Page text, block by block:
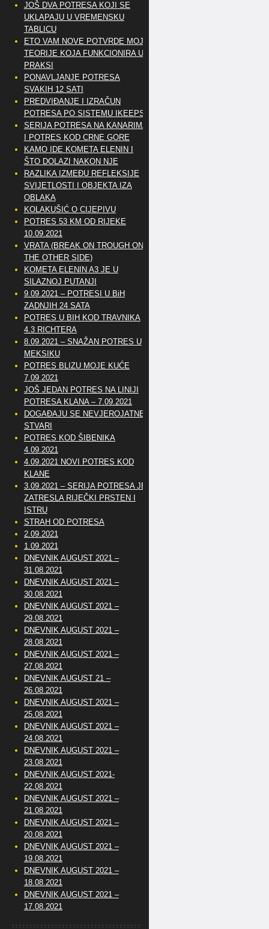
JOŠ DVA POTRESA KOJI SE
UKLAPAJU U VREMENSKU
TABLICU
ETO VAM NOVE POTVRDE MOJE
TEORIJE KOJA FUNKCIONIRA U
PRAKSI
PONAVLJANJE POTRESA
SVAKIH 12 SATI
PREDVIĐANJE I IZRAČUN
POTRESA PO SISTEMU IKEEPS
SERIJA POTRESA NA KANARIMA
I POTRES KOD CRNE GORE
KAMO IDE KOMETA ELENIN I
ŠTO DOLAZI NAKON NJE
RAZLIKA IZMEĐU REFLEKSIJE
SVIJETLOSTI I OBJEKTA IZA
OBLAKA
KOLAKUŠIĆ O CIJEPIVU
POTRES 53 KM OD RIJEKE
10.09.2021
VRATA (BREAK ON TROUGH ON
THE OTHER SIDE)
KOMETA ELENIN A3 JE U
SILAZNOJ PUTANJI
9.09.2021 – POTRESI U BiH
ZADNJIH 24 SATA
POTRES U BIH KOD TRAVNIKA
4.3 RICHTERA
8.09.2021 – SNAŽAN POTRES U
MEKSIKU
POTRES BLIZU MOJE KUĆE
7.09.2021
JOŠ JEDAN POTRES NA LINIJI
POTRESA KLANA – 7.09.2021
DOGAĐAJU SE NEVJEROJATNE
STVARI
POTRES KOD ŠIBENIKA
4.09.2021
4.09.2021 NOVI POTRES KOD
KLANE
3.09.2021 – SERIJA POTRESA JE
ZATRESLA RIJEČKI PRSTEN I
ISTRU
STRAH OD POTRESA
2.09.2021
1.09.2021
DNEVNIK AUGUST 2021 –
31.08.2021
DNEVNIK AUGUST 2021 –
30.08.2021
DNEVNIK AUGUST 2021 –
29.08.2021
DNEVNIK AUGUST 2021 –
28.08.2021
DNEVNIK AUGUST 2021 –
27.08.2021
DNEVNIK AUGUST 21 –
26.08.2021
DNEVNIK AUGUST 2021 –
25.08.2021
DNEVNIK AUGUST 2021 –
24.08.2021
DNEVNIK AUGUST 2021 –
23.08.2021
DNEVNIK AUGUST 2021-
22.08.2021
DNEVNIK AUGUST 2021 –
21.08.2021
DNEVNIK AUGUST 2021 –
20.08.2021
DNEVNIK AUGUST 2021 –
19.08.2021
DNEVNIK AUGUST 2021 –
18.08.2021
DNEVNIK AUGUST 2021 –
17.08.2021